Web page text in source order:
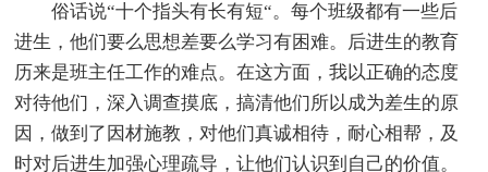
俗话说“十个指头有长有短“。每个班级都有一些后
进生，他们要么思想差要么学习有困难。后进生的教育
历来是班主任工作的难点。在这方面，我以正确的态度
对待他们，深入调查摸底，搞清他们所以成为差生的原
因，做到了因材施教，对他们真诚相待，耐心相帮，及
时对后进生加强心理疏导，让他们认识到自己的价值。